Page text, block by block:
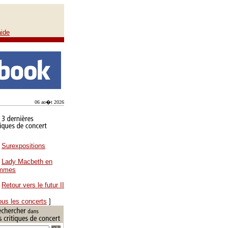
06 ao�t 2026
Surexpositions
Lady Macbeth en
Retour vers le futur II
les concerts ]